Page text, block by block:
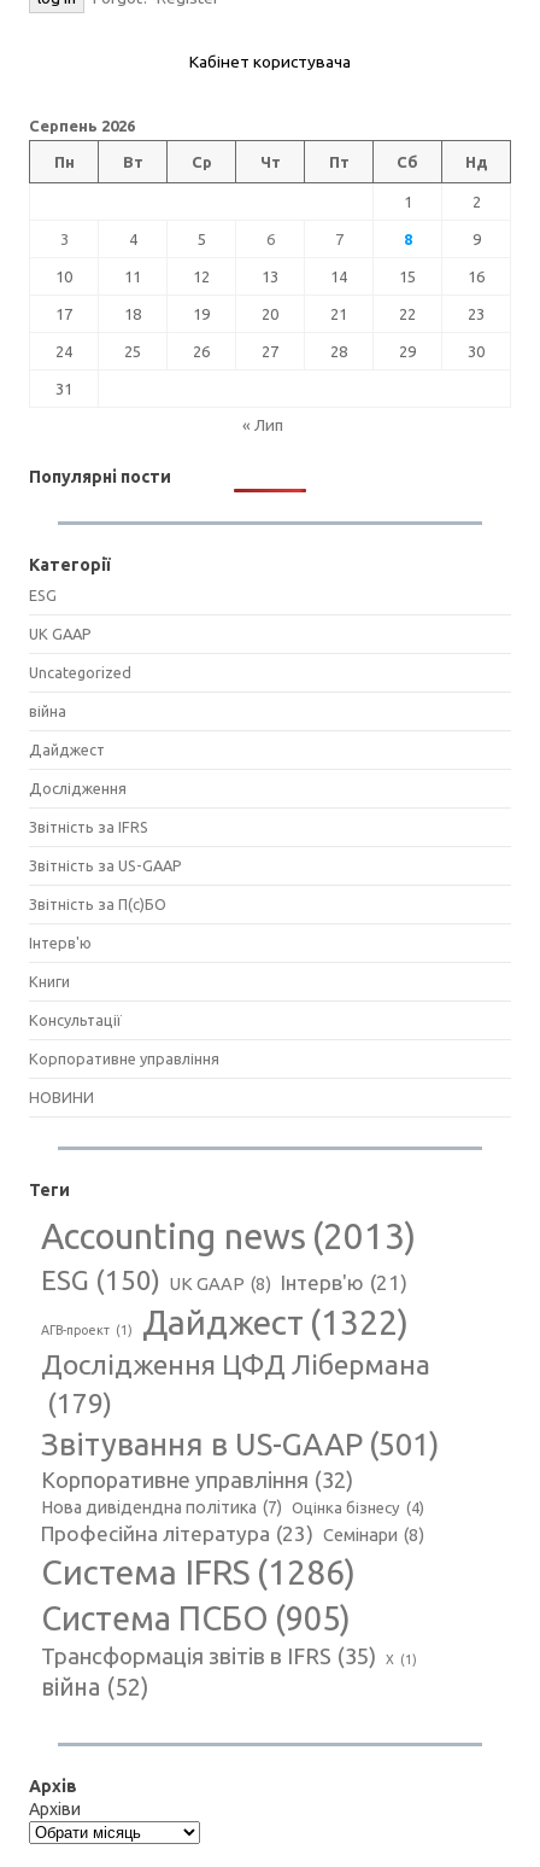
Кабінет користувача
Серпень 2026
Пн Вт Ср Чт Пт Сб Нд
1 2
3 4 5 6 7 8 9
10 11 12 13 14 15 16
17 18 19 20 21 22 23
24 25 26 27 28 29 30
31
« Лип
Популярні пости
Категорії
ESG
UK GAAP
Uncategorized
війна
Дайджест
Дослідження
Звітність за IFRS
Звітність за US-GAAP
Звітність за П(с)БО
Інтерв'ю
Книги
Консультації
Корпоративне управління
НОВИНИ
Теги
Accounting news (2013)
ESG (150) UK GAAP (8) Інтерв'ю (21)
АГВ-проект (1) Дайджест (1322)
Дослідження ЦФД Лібермана
(179)
Звітування в US-GAAP (501)
Корпоративне управління (32)
Нова дивідендна політика (7) Оцінка бізнесу (4)
Професійна література (23) Семінари (8)
Система IFRS (1286)
Система ПСБО (905)
Трансформація звітів в IFRS (35) Х (1)
війна (52)
Архів
Архіви